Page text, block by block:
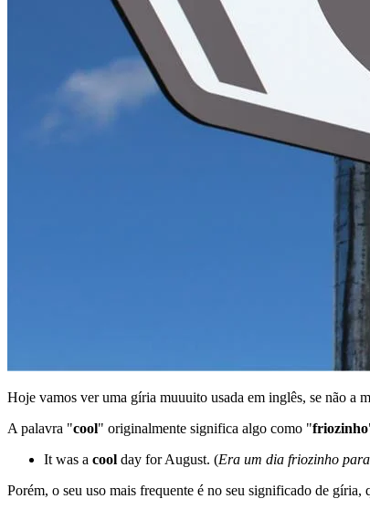
Hoje vamos ver uma gíria muuuito usada em inglês, se não a
A palavra "cool" originalmente significa algo como "friozinho
It was a cool day for August. (Era um dia friozinho
Porém, o seu uso mais frequente é no seu significado de gíria,